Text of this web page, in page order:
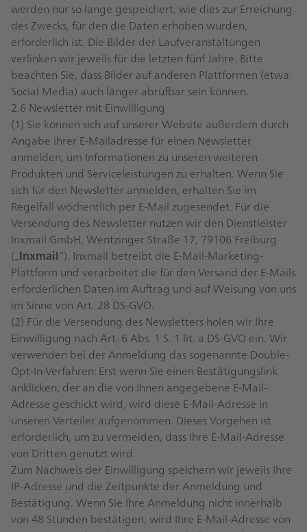
werden nur so lange gespeichert, wie dies zur Erreichung
des Zwecks, für den die Daten erhoben wurden,
erforderlich ist. Die Bilder der Laufveranstaltungen
verlinken wir jeweils für die letzten fünf Jahre. Bitte
beachten Sie, dass Bilder auf anderen Plattformen (etwa
Social Media) auch länger abrufbar sein können.
2.6 Newsletter mit Einwilligung
(1) Sie können sich auf unserer Website außerdem durch
Angabe ihrer E-Mailadresse für einen Newsletter
anmelden, um Informationen zu unseren weiteren
Produkten und Serviceleistungen zu erhalten. Wenn Sie
sich für den Newsletter anmelden, erhalten Sie im
Regelfall wöchentlich per E-Mail zugesendet. Für die
Versendung des Newsletter nutzen wir den Dienstleister
Inxmail GmbH, Wentzinger Straße 17, 79106 Freiburg
(„Inxmail“). Inxmail betreibt die E-Mail-Marketing-
Plattform und verarbeitet die für den Versand der E-Mails
erforderlichen Daten im Auftrag und auf Weisung von uns
im Sinne von Art. 28 DS-GVO.
(2) Für die Versendung des Newsletters holen wir Ihre
Einwilligung nach Art. 6 Abs. 1 S. 1 lit. a DS-GVO ein. Wir
verwenden bei der Anmeldung das sogenannte Double-
Opt-In-Verfahren: Erst wenn Sie einen Bestätigungslink
anklicken, der an die von Ihnen angegebene E-Mail-
Adresse geschickt wird, wird diese E-Mail-Adresse in
unseren Verteiler aufgenommen. Dieses Vorgehen ist
erforderlich, um zu vermeiden, dass Ihre E-Mail-Adresse
von Dritten genutzt wird.
Zum Nachweis der Einwilligung speichern wir jeweils Ihre
IP-Adresse und die Zeitpunkte der Anmeldung und
Bestätigung. Wenn Sie Ihre Anmeldung nicht innerhalb
von 48 Stunden bestätigen, wird Ihre E-Mail-Adresse von